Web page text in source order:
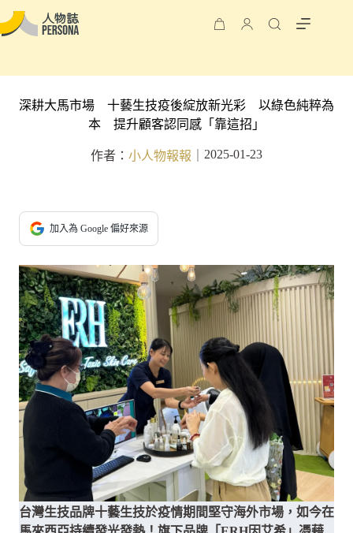
深耕大馬市場 十藝生技疫後綻放新光彩 以綠色純粹為
本 提升顧客認同感「靠這招」
作者： 小人物報報 2025-01-23
加入為 Google 偏好來源
台灣生技品牌十藝生技於疫情期間堅守海外市場，如今在